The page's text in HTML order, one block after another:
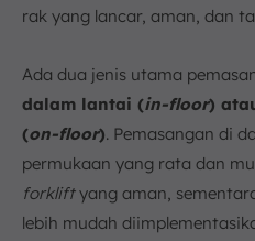
rak yang lancar, aman, dan
Ada dua jenis utama
dalam lantai (in-floor)
(on-floor). Pemasangan di
permukaan yang rata dan
forkliftyang aman,
lebih mudah